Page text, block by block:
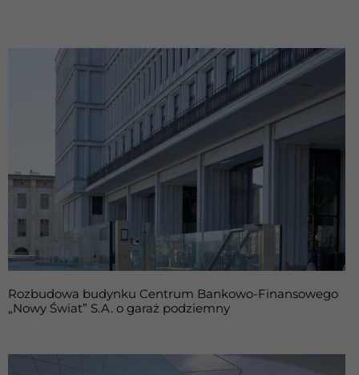
Rozbudowa budynku Centrum Bankowo-Finansowego
„Nowy Świat” S.A. o garaż podziemny